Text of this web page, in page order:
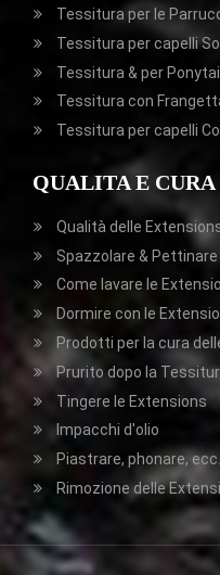
Tessitura per le
Tessitura per capelli
Tessitura & per
Tessitura con
Tessitura per capelli
QUALITA E CURA
Qualità delle
Spazzolare & Pettinare
Come lavare le
Dormire con le
Prodotti per la cura
Prurito dopo la
Tingere le Extensions
Impacchi d'olio
Piastrare, phonare,
Rimozione delle